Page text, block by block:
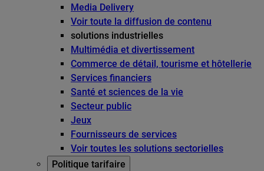
Media Delivery
Voir toute la diffusion de contenu
solutions industrielles
Multimédia et divertissement
Commerce de détail, tourisme et hôtellerie
Services financiers
Santé et sciences de la vie
Secteur public
Jeux
Fournisseurs de services
Voir toutes les solutions sectorielles
Politique tarifaire